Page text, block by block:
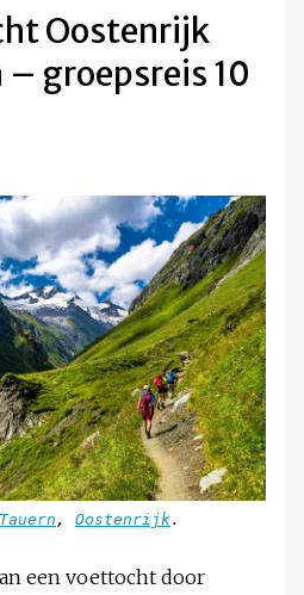
Oostenrijk
– groepsreis 10
, Oostenrijk.
een voettocht door